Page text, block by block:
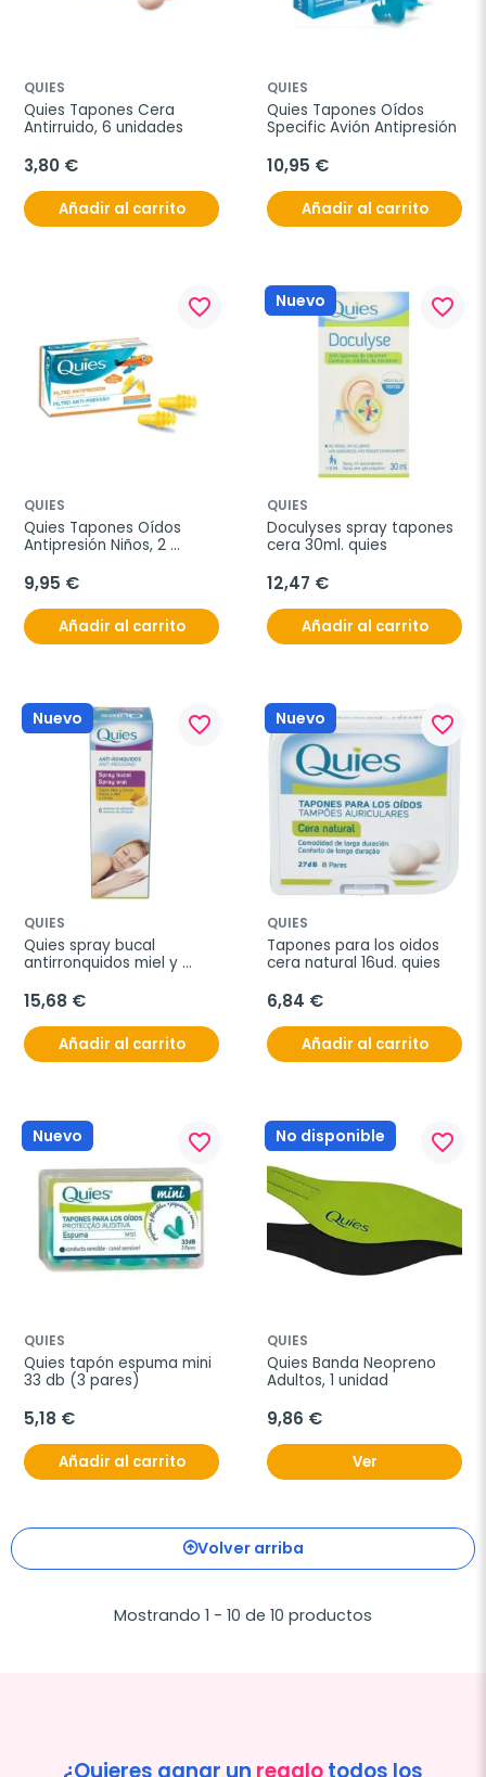
QUIES
Quies Tapones Cera
Antirruido, 6 unidades
3,80 €
Añadir al carrito
QUIES
Quies Tapones Oídos
Specific Avión Antipresión
10,95 €
Añadir al carrito
favorite_border
QUIES
Quies Tapones Oídos
Antipresión Niños, 2
9,95 €
Añadir al carrito
Nuevo favorite_border
QUIES
Doculyses spray tapones
cera 30ml. quies
12,47 €
Añadir al carrito
Nuevo favorite_border
QUIES
Quies spray bucal
antirronquidos miel y
15,68 €
Añadir al carrito
Nuevo favorite_border
QUIES
Tapones para los oidos
cera natural 16ud. quies
6,84 €
Añadir al carrito
Nuevo favorite_border
QUIES
Quies tapón espuma mini
33 db (3 pares)
5,18 €
Añadir al carrito
No disponible favorite_border
QUIES
Quies Banda Neopreno
Adultos, 1 unidad
9,86 €
Ver
Volver arriba
Mostrando 1 - 10 de 10 productos